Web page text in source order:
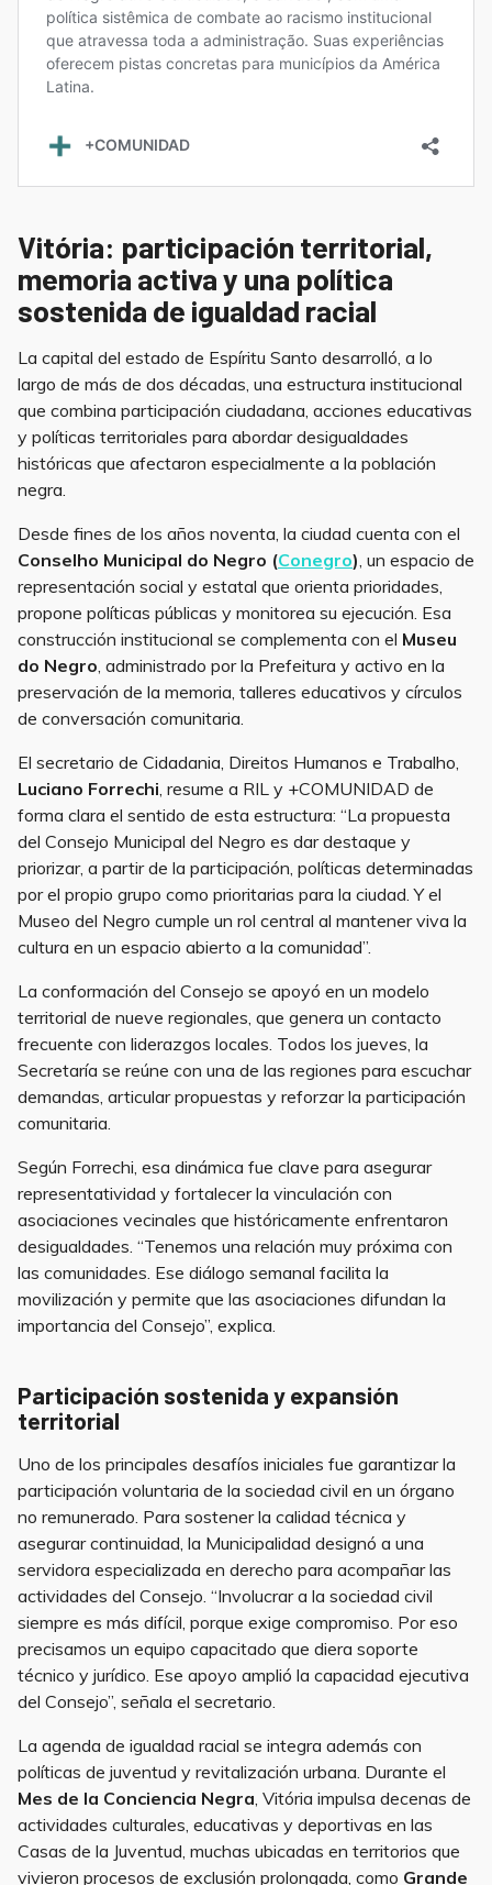
Vitória: participación territorial,
memoria activa y una política
sostenida de igualdad racial
La capital del estado de Espíritu Santo desarrolló, a lo
largo de más de dos décadas, una estructura institucional
que combina participación ciudadana, acciones educativas
y políticas territoriales para abordar desigualdades
históricas que afectaron especialmente a la población
negra.
Desde fines de los años noventa, la ciudad cuenta con el
Conselho Municipal do Negro (Conegro), un espacio de
representación social y estatal que orienta prioridades,
propone políticas públicas y monitorea su ejecución. Esa
construcción institucional se complementa con el Museu
do Negro, administrado por la Prefeitura y activo en la
preservación de la memoria, talleres educativos y círculos
de conversación comunitaria.
El secretario de Cidadania, Direitos Humanos e Trabalho,
Luciano Forrechi, resume a RIL y +COMUNIDAD de
forma clara el sentido de esta estructura: “La propuesta
del Consejo Municipal del Negro es dar destaque y
priorizar, a partir de la participación, políticas determinadas
por el propio grupo como prioritarias para la ciudad. Y el
Museo del Negro cumple un rol central al mantener viva la
cultura en un espacio abierto a la comunidad”.
La conformación del Consejo se apoyó en un modelo
territorial de nueve regionales, que genera un contacto
frecuente con liderazgos locales. Todos los jueves, la
Secretaría se reúne con una de las regiones para escuchar
demandas, articular propuestas y reforzar la participación
comunitaria.
Según Forrechi, esa dinámica fue clave para asegurar
representatividad y fortalecer la vinculación con
asociaciones vecinales que históricamente enfrentaron
desigualdades. “Tenemos una relación muy próxima con
las comunidades. Ese diálogo semanal facilita la
movilización y permite que las asociaciones difundan la
importancia del Consejo”, explica.
Participación sostenida y expansión
territorial
Uno de los principales desafíos iniciales fue garantizar la
participación voluntaria de la sociedad civil en un órgano
no remunerado. Para sostener la calidad técnica y
asegurar continuidad, la Municipalidad designó a una
servidora especializada en derecho para acompañar las
actividades del Consejo. “Involucrar a la sociedad civil
siempre es más difícil, porque exige compromiso. Por eso
precisamos un equipo capacitado que diera soporte
técnico y jurídico. Ese apoyo amplió la capacidad ejecutiva
del Consejo”, señala el secretario.
La agenda de igualdad racial se integra además con
políticas de juventud y revitalización urbana. Durante el
Mes de la Conciencia Negra, Vitória impulsa decenas de
actividades culturales, educativas y deportivas en las
Casas de la Juventud, muchas ubicadas en territorios que
vivieron procesos de exclusión prolongada, como Grande